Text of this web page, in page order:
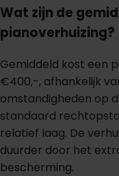
Wat zijn de
pianoverhuizing?
Gemiddeld kost een
€400,-, afhankelijk
omstandigheden op
standaard
relatief laag. De
duurder door het
bescherming.